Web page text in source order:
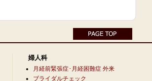
婦人科
月経前緊張症･月経困難症 外来
ブライダルチェック